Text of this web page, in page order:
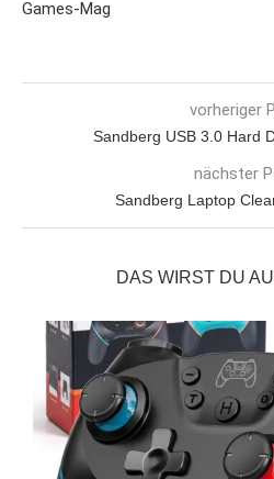
Games-Mag
vorheriger
Sandberg USB 3.0 Hard
nächster
Sandberg Laptop
DAS WIRST DU